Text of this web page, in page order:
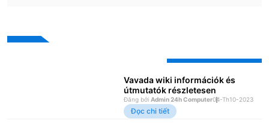
Vavada wiki információk és
útmutatók részletesen
Đăng bởi Admin 24h Computer04-Th10-2023
Đọc chi tiết